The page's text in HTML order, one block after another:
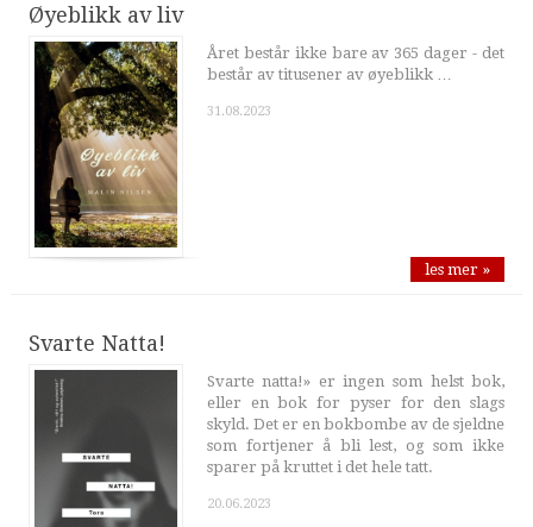
Øyeblikk av liv
Året består ikke bare av 365 dager - det
består av titusener av øyeblikk …
31.08.2023
les mer »
Svarte Natta!
Svarte natta!» er ingen som helst bok,
eller en bok for pyser for den slags
skyld. Det er en bokbombe av de sjeldne
som fortjener å bli lest, og som ikke
sparer på kruttet i det hele tatt.
20.06.2023